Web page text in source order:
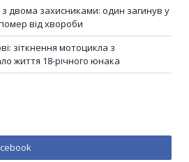
двома захисниками: один загинув у
від хвороби
зіткнення мотоцикла з
життя 18-річного юнака